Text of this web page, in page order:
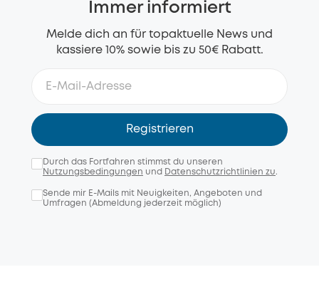
Immer informiert
Melde dich an für topaktuelle News und
kassiere 10% sowie bis zu 50€ Rabatt.
Registrieren
Durch das Fortfahren stimmst du unseren
Nutzungsbedingungen und Datenschutzrichtlinien zu.
Sende mir E-Mails mit Neuigkeiten, Angeboten und
Umfragen (Abmeldung jederzeit möglich)